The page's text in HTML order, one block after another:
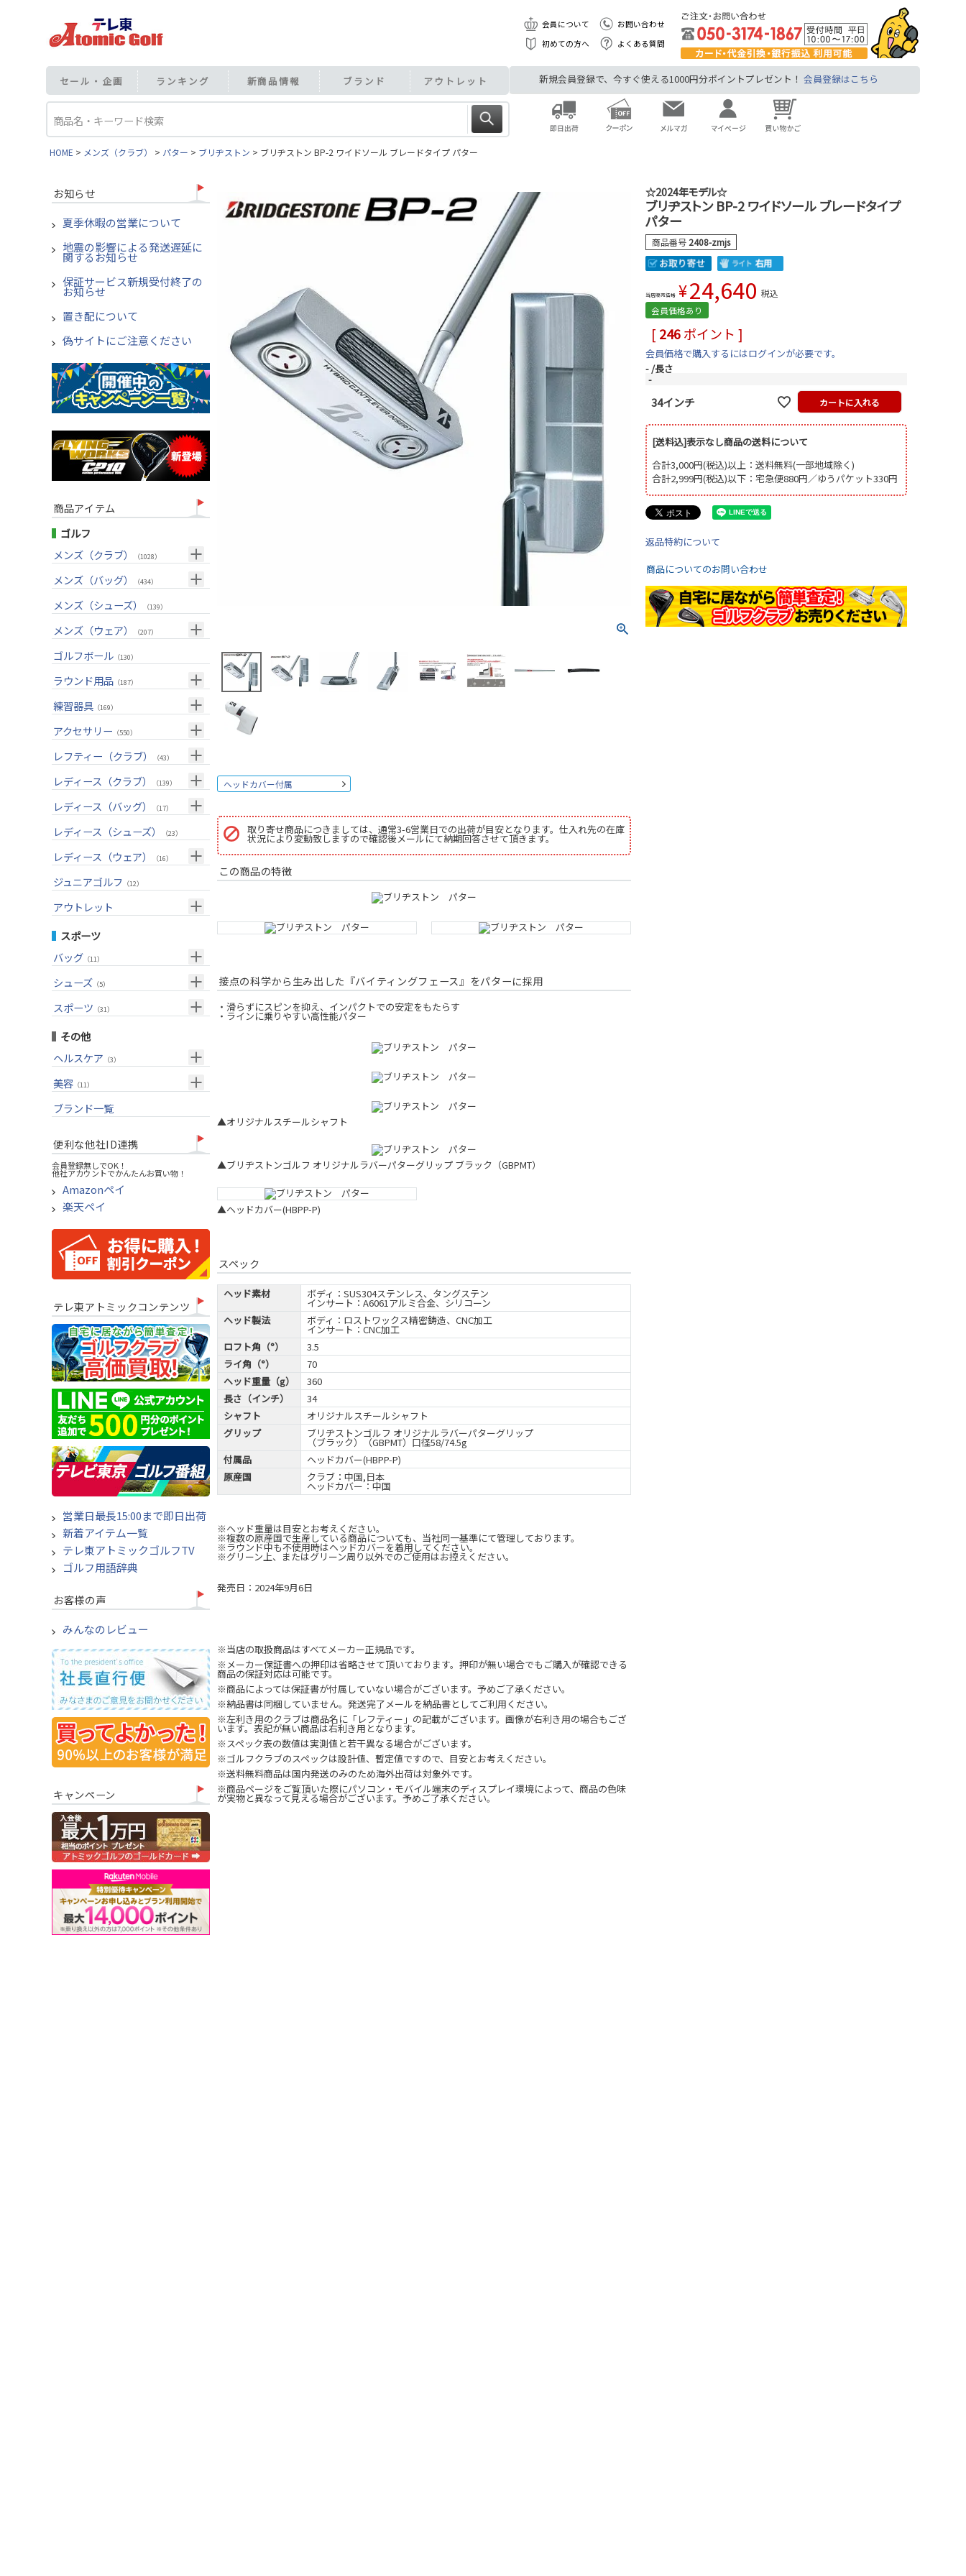
会員について
お問い合わせ
初めての方へ
よくある質問
セール・企画 ランキング 新商品情報 ブランド アウトレット 新規会員登録で、今すぐ使える1000円分ポイントプレゼント！ 会員登録はこちら
HOME メンズ（クラブ） パター ブリヂストン ブリヂストン BP-2 ワイドソール ブレードタイプ パター
お知らせ
夏季休暇の営業について
地震の影響による発送遅延に
関するお知らせ
保証サービス新規受付終了の
お知らせ
置き配について
偽サイトにご注意ください
商品アイテム
ゴルフ
メンズ（クラブ）
（1028）
クラブセット(右用) （24）
ドライバー(右用)
フェアウェイウッド(右用) （100）
ウェッジ(右用)
パター(右用)
チッパー(右用)（13）
USモデル（59）
カスタム
メンズ（バッグ） （434）
キャディバッグ（212）
ボストンバッグ
トートバッグ
メンズ（シューズ） （139）
メンズ（ウェア） （207）
トップス（55）
ボトムス（26）
アウター
グローブ
その他
ゴルフボール （130）
ラウンド用品 （187）
GPSナビ（34）
距離測定器
（20）
ネームプレート
傘
練習器具 （169）
パターマット（28）
スイング練習器 （114）
アクセサリー （550）
ヘッドカバー（213）
シューズケース （7）
トラベルケース （20）
サングラス
ネックレス
その他
シャフト（27）
グリップ（20）
レフティー（クラブ） （43）
クラブセット(左用) （1）
ドライバー(左用)（4）
フェアウェイウッド(左用)
ウェッジ(左用)
パター(左用)
USモデル
レディース（クラブ） （139）
クラブセット(女性用) （11）
ドライバー(女性用)（20）
フェアウェイウッド(女性用) （28）
ウェッジ(女性用)
パター(女性用)
チッパー(女性用)（2）
USモデル（1）
レディース（バッグ） （17）
キャディバッグ （12）
クラブケース （2）
レディース（シューズ） （23）
レディース（ウェア） （16）
トップス（5）
レインウェア
ジュニアゴルフ （12）
アウトレット
クラブセット
ドライバー
ユーティリティー
アイアンセット
アイアン単品
ウェッジ
パター
ゴルフバッグ
ゴルフシューズ
ウェア
その他
スポーツ
バッグ （11）
メンズ（10）
スーツケース
シューズ （5）
アクセサリー
スポーツ （31）
トレーニング
アウトドア
その他
ヘルスケア （3）
サポーター
美容 （11）
UVケア（11）
ブランド一覧
便利な他社ID連携
会員登録無しでOK！
他社アカウントでかんたんお買い物！
Amazonペイ
楽天ペイ
テレ東アトミックコンテンツ
営業日最長15:00まで即日出荷
新着アイテム一覧
テレ東アトミックゴルフTV
ゴルフ用語辞典
お客様の声
みんなのレビュー
キャンペーン
☆2024年モデル☆
ブリヂストン BP-2 ワイドソール ブレードタイプ
パター
商品番号2408-zmjs
当店販売価格 ¥24,640 税込
会員価格あり
[ 246ポイント ]
会員価格で購入するにはログインが必要です。
- 長さ
-
34インチ カートに入れる
[送料込]表示なし商品の送料について
合計3,000円(税込)以上：送料無料(一部地域除く)
合計2,999円(税込)以下：宅急便880円／ゆうパケット330円
返品特約について
商品についてのお問い合わせ
ヘッドカバー付属
取り寄せ商品につきましては、通常3-6営業日での出荷が目安となります。仕入れ先の在庫
状況により変動致しますので確認後メールにて納期回答させて頂きます。
この商品の特徴
接点の科学から生み出した『バイティングフェース』をパターに採用
・滑らずにスピンを抑え、インパクトでの安定をもたらす
・ラインに乗りやすい高性能パター
▲オリジナルスチールシャフト
▲ブリヂストンゴルフ オリジナルラバーパターグリップ ブラック（GBPMT）
▲ヘッドカバー(HBPP-P)
スペック
ヘッド素材 ボディ：SUS304ステンレス、タングステン
インサート：A6061アルミ合金、シリコーン
ヘッド製法
ボディ：ロストワックス精密鋳造、CNC加工
インサート：CNC加工
ロフト角（°）
3.5
ライ角（°）
70
ヘッド重量（g）
360
長さ（インチ）
34
シャフト
オリジナルスチールシャフト
グリップ
ブリヂストンゴルフ オリジナルラバーパターグリップ
（ブラック）（GBPMT）口径58/74.5g
付属品
ヘッドカバー(HBPP-P)
原産国
クラブ：中国,日本
ヘッドカバー：中国
※ヘッド重量は目安とお考えください。
※複数の原産国で生産している商品についても、当社同一基準にて管理しております。
※ラウンド中も不使用時はヘッドカバーを着用してください。
※グリーン上、またはグリーン周り以外でのご使用はお控えください。
発売日：2024年9月6日
※当店の取扱商品はすべてメーカー正規品です。
※メーカー保証書への押印は省略させて頂いております。押印が無い場合でもご購入が確認できる
商品の保証対応は可能です。
※商品によっては保証書が付属していない場合がございます。予めご了承ください。
※納品書は同梱していません。発送完了メールを納品書としてご利用ください。
※左利き用のクラブは商品名に「レフティー」の記載がございます。画像が右利き用の場合もござ
います。表記が無い商品は右利き用となります。
※スペック表の数値は実測値と若干異なる場合がございます。
※ゴルフクラブのスペックは設計値、暫定値ですので、目安とお考えください。
※送料無料商品は国内発送のみのため海外出荷は対象外です。
※商品ページをご覧頂いた際にパソコン・モバイル端末のディスプレイ環境によって、商品の色味
が実物と異なって見える場合がございます。予めご了承ください。